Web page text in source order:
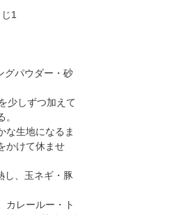
1
グパウダー・砂
少しずつ加えて
な生地になるま
かけて休ませ
し、玉ネギ・豚
カレールー・ト